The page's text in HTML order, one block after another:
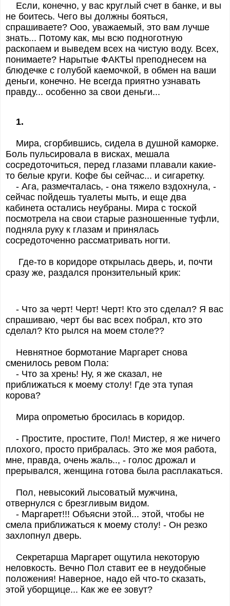
Если, конечно, у вас круглый счет в банке, и вы
не боитесь. Чего вы должны бояться,
спрашиваете? Ооо, уважаемый, это вам лучше
знать... Потому как, мы всю подноготную
раскопаем и выведем всех на чистую воду. Всех,
понимаете? Нарытые ФАКТЫ преподнесем на
блюдечке с голубой каемочкой, в обмен на ваши
деньги, конечно. Не всегда приятно узнавать
правду... особенно за свои деньги...
1.
Мира, сгорбившись, сидела в душной каморке.
Боль пульсировала в висках, мешала
сосредоточиться, перед глазами плавали какие-
то белые круги. Кофе бы сейчас... и сигаретку.
- Ага, размечталась, - она тяжело вздохнула, -
сейчас пойдешь туалеты мыть, и еще два
кабинета остались неубраны. Мира с тоской
посмотрела на свои старые разношенные туфли,
подняла руку к глазам и принялась
сосредоточенно рассматривать ногти.
Где-то в коридоре открылась дверь, и, почти
сразу же, раздался пронзительный крик:
- Что за черт! Черт! Черт! Кто это сделал? Я вас
спрашиваю, черт бы вас всех побрал, кто это
сделал? Кто рылся на моем столе??
Невнятное бормотание Маргарет снова
сменилось ревом Пола:
- Что за хрень! Ну, я же сказал, не
приближаться к моему столу! Где эта тупая
корова?
Мира опрометью бросилась в коридор.
- Простите, простите, Пол! Мистер, я же ничего
плохого, просто прибралась. Это же моя работа,
мне, правда, очень жаль.., - голос дрожал и
прерывался, женщина готова была расплакаться.
Пол, невысокий лысоватый мужчина,
отвернулся с брезгливым видом.
- Маргарет!!! Объясни этой... этой, чтобы не
смела приближаться к моему столу! - Он резко
захлопнул дверь.
Секретарша Маргарет ощутила некоторую
неловкость. Вечно Пол ставит ее в неудобные
положения! Наверное, надо ей что-то сказать,
этой уборщице... Как же ее зовут?